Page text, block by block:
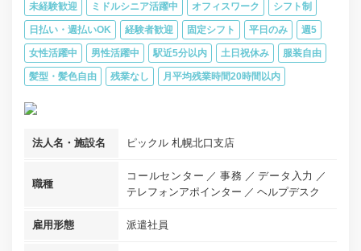
未経験歓迎 ミドルシニア活躍中 オフィスワーク シフト制
日払い・週払いOK 経験者歓迎 固定シフト 平日のみ 週5
女性活躍中 男性活躍中 駅近5分以内 土日祝休み 服装自由
髪型・髪色自由 残業なし 月平均残業時間20時間以内
法人名・施設名 ピックル 札幌北口支店
職種
コールセンター 事務
データ入力
テレフォンアポインター
ヘルプデスク
雇用形態 派遣社員